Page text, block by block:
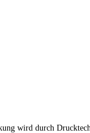
wird durch